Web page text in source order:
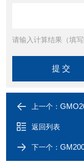
请输入计算结果（填
上一个：
返回列表
下一个：